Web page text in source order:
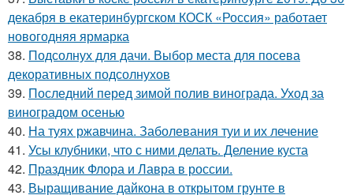
декабря в екатеринбургском КОСК «Россия» работает
новогодняя ярмарка
38. Подсолнух для дачи. Выбор места для посева
декоративных подсолнухов
39. Последний перед зимой полив винограда. Уход за
виноградом осенью
40. На туях ржавчина. Заболевания туи и их лечение
41. Усы клубники, что с ними делать. Деление куста
42. Праздник Флора и Лавра в россии.
43. Выращивание дайкона в открытом грунте в